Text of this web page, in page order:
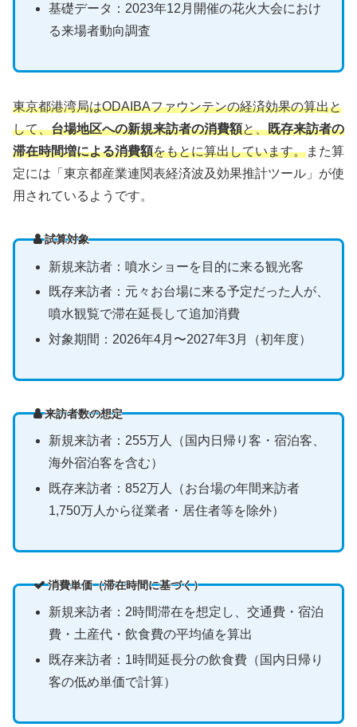
基礎データ：2023年12月開催の花火大会におけ
る来場者動向調査
東京都港湾局はODAIBAファウンテンの経済効果の算出と
して、台場地区への新規来訪者の消費額と、既存来訪者の
滞在時間増による消費額をもとに算出しています。また算
定には「東京都産業連関表経済波及効果推計ツール」が使
用されているようです。
試算対象
新規来訪者：噴水ショーを目的に来る観光客
既存来訪者：元々お台場に来る予定だった人が、
噴水観覧で滞在延長して追加消費
対象期間：2026年4月〜2027年3月（初年度）
来訪者数の想定
新規来訪者：255万人（国内日帰り客・宿泊客、
海外宿泊客を含む）
既存来訪者：852万人（お台場の年間来訪者
1,750万人から従業者・居住者等を除外）
消費単価（滞在時間に基づく）
新規来訪者：2時間滞在を想定し、交通費・宿泊
費・土産代・飲食費の平均値を算出
既存来訪者：1時間延長分の飲食費（国内日帰り
客の低め単価で計算）